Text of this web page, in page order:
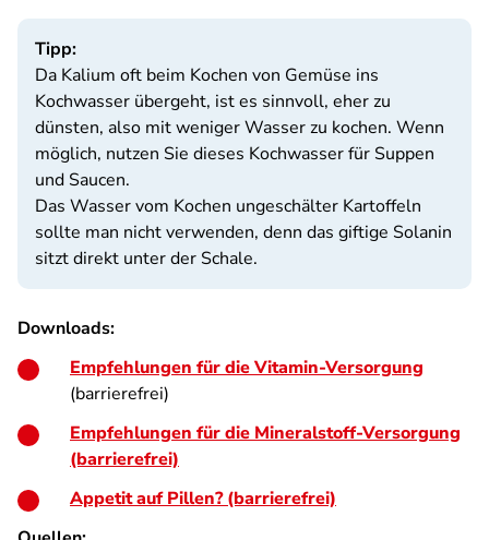
Tipp:
Da Kalium oft beim Kochen von Gemüse ins
Kochwasser übergeht, ist es sinnvoll, eher zu
dünsten, also mit weniger Wasser zu kochen. Wenn
möglich, nutzen Sie dieses Kochwasser für Suppen
und Saucen.
Das Wasser vom Kochen ungeschälter Kartoffeln
sollte man nicht verwenden, denn das giftige Solanin
sitzt direkt unter der Schale.
Downloads:
Empfehlungen für die Vitamin-Versorgung
(barrierefrei)
Empfehlungen für die Mineralstoff-Versorgung
(barrierefrei)
Appetit auf Pillen? (barrierefrei)